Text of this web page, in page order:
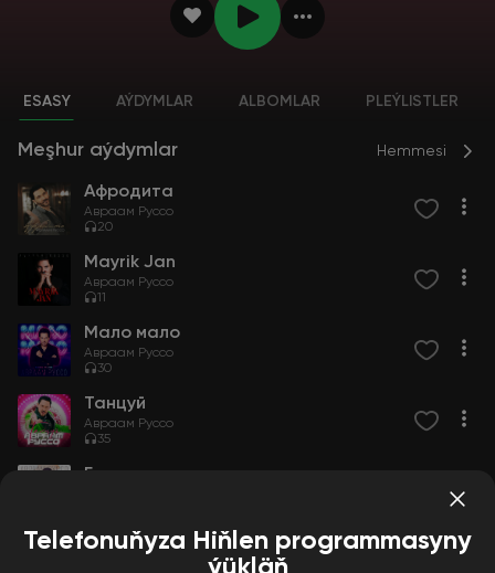
ESASY AÝDYMLAR ALBOMLAR PLEÝLISTLER
Meşhur aýdymlar Hemmesi
Афродита
Авраам Руссо
20
Mayrik Jan
Авраам Руссо
11
Мало мало
Авраам Руссо
30
Танцуй
Авраам Руссо
35
Гори гори
Telefonuňyza Hiňlen programmasyny
ýükläň